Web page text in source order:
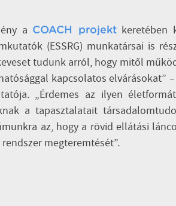
a COACH projektkeretében
(ESSRG) munkatársai is
tudunk arról, hogy mitől
kapcsolatos elvárásokat”
„Érdemes az ilyen
a tapasztalatait
az, hogy a rövid ellátási
megteremtését”.